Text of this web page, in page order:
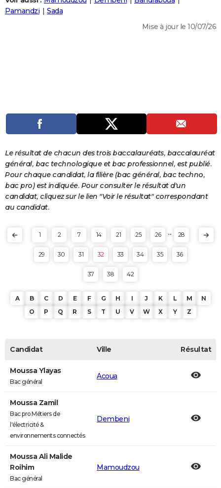
Destinations
City break
Voyage nature
Voyage de noces
Forum
Climat
+
PHOTO
PROGRAMME TV
S'inscrire
Se connecter
Lycées
Collèges
Primaires
Universités
Entreprises
Service militaire
Avis de recherche
AVIS DE DÉCÈS
FORUM
Bricolage
Lifestyle
Culture
Sport
Auto
Television
Voyage
Cinema
Pamandzi
Sada
Mise à jour le 10/07/26
Le résultat de chacun des trois baccalauréats, baccalauréat
général, bac technologique et bac professionnel, est publié.
Pour chaque candidat, la filière (bac général, bac techno,
bac pro) est indiquée. Pour consulter le résultat d'un
candidat, cliquez sur le lien "Voir le résultat" correspondant
au candidat.
1 2 7 14 21 25 26 ... 28
29 30 31 32 33 34 35 36
37 38 42
A B C D E F G H I J K L M
N
O
P Q R S T U V W X Y Z
Candidat Ville Résultat
Moussa Ylayas
Bac général
Acoua
Moussa Zamil
Bac pro Métiers de
l'électricité &
environnements connectés
Dembeni
Moussa Ali Malide
Roihim
Bac général
Mamoudzou